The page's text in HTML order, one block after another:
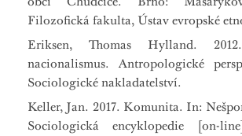
Filozofická fakulta, Ústav evropské
Eriksen, Thomas Hylland.
nacionalismus. Antropologické
Sociologické nakladatelství.
Keller, Jan. 2017. Komunita. In:
Sociologická encyklopedie [on-